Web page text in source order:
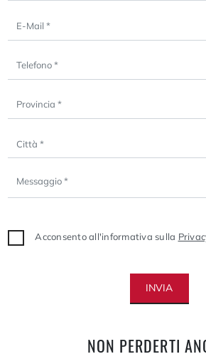
Acconsento all'informativa sulla
INVIA
NON PERDERTI